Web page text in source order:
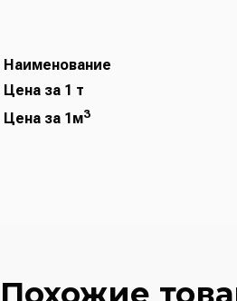
Наименование
Цена за 1 т
Цена за 1м3